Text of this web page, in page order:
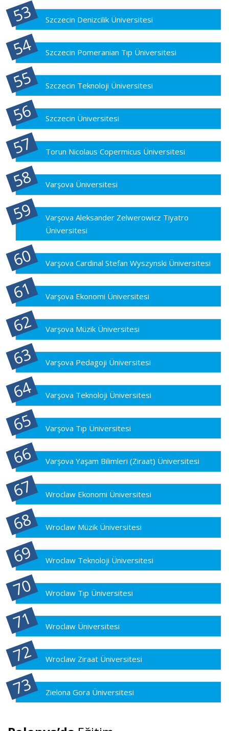
Szczecin Denizcilik Üniversitesi
Szczecin Pomeranian Tıp Üniversitesi
Szczecin Teknoloji Üniversitesi
Szczecin Üniversitesi
Torun Nicolaus Copermicus Üniversitesi
Varşova Üniversitesi
Varşova Aleksander Zelwerowicz Tiyatro
Üniversitesi
Varşova Cardinal Stefan Wyszynski Üniversitesi
Varşova Ekonomi Üniversitesi
Varşova Müzik Üniversitesi
Varşova Pedagoji Üniversitesi
Varşova Teknoloji Üniversitesi
Varşova Tıp Üniversitesi
Varşova Yaşam Bilimleri (Ziraat) Üniversitesi
Wroclaw Ekonomi Üniversitesi
Wroclaw Müzik Üniversitesi
Wroclaw Teknoloji Üniversitesi
Wroclaw Tıp Üniversitesi
Wroclaw Üniversitesi
Wroclaw Ziraat Üniversitesi
Zielona Gora Üniversitesi